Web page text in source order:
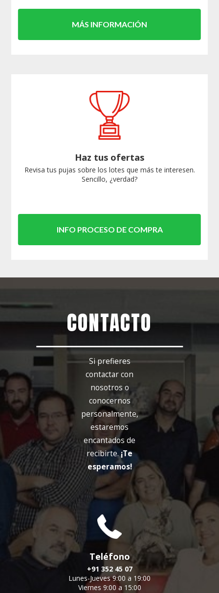
MÁS INFORMACIÓN
Haz tus ofertas
Revisa tus pujas sobre los lotes que más te interesen.
Sencillo, ¿verdad?
INFO PROCESO DE COMPRA
CONTACTO
Si prefieres
contactar con
nosotros o
conocernos
personalmente,
estaremos
encantados de
recibirte.¡Te
esperamos!
Teléfono
+91 352 45 07
Lunes-Jueves 9:00 a 19:00
Viernes 9:00 a 15:00